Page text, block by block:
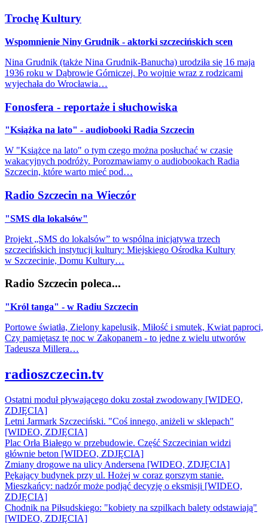
Trochę Kultury
Wspomnienie Niny Grudnik - aktorki szczecińskich scen
Nina Grudnik (także Nina Grudnik-Banucha) urodziła się 16 maja
1936 roku w Dąbrowie Górniczej. Po wojnie wraz z rodzicami
wyjechała do Wrocławia…
Fonosfera - reportaże i słuchowiska
"Książka na lato" - audiobooki Radia Szczecin
W "Książce na lato" o tym czego można posłuchać w czasie
wakacyjnych podróży. Porozmawiamy o audiobookach Radia
Szczecin, które warto mieć pod…
Radio Szczecin na Wieczór
"SMS dla lokalsów"
Projekt „SMS do lokalsów” to wspólna inicjatywa trzech
szczecińskich instytucji kultury: Miejskiego Ośrodka Kultury
w Szczecinie, Domu Kultury…
Radio Szczecin poleca...
"Król tanga" - w Radiu Szczecin
Portowe światła, Zielony kapelusik, Miłość i smutek, Kwiat paproci,
Czy pamiętasz tę noc w Zakopanem - to jedne z wielu utworów
Tadeusza Millera…
radioszczecin.tv
Ostatni moduł pływającego doku został zwodowany [WIDEO,
ZDJĘCIA]
Letni Jarmark Szczeciński. "Coś innego, aniżeli w sklepach"
[WIDEO, ZDJĘCIA]
Plac Orła Białego w przebudowie. Część Szczecinian widzi
głównie beton [WIDEO, ZDJĘCIA]
Zmiany drogowe na ulicy Andersena [WIDEO, ZDJĘCIA]
Pękający budynek przy ul. Hożej w coraz gorszym stanie.
Mieszkańcy: nadzór może podjąć decyzję o eksmisji [WIDEO,
ZDJĘCIA]
Chodnik na Piłsudskiego: "kobiety na szpilkach balety odstawiają"
[WIDEO, ZDJĘCIA]